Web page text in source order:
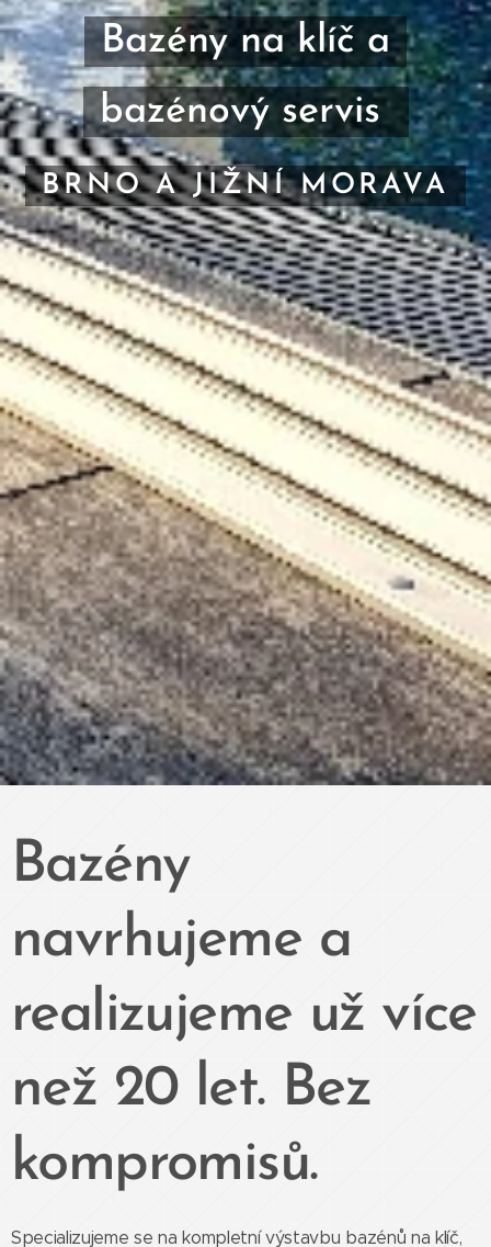
Bazény na klíč a
bazénový servis
BRNO A JIŽNÍ MORAVA
Bazény
navrhujeme a
realizujeme už více
než 20 let. Bez
kompromisů.
Specializujeme se na kompletní výstavbu bazénů na klíč,